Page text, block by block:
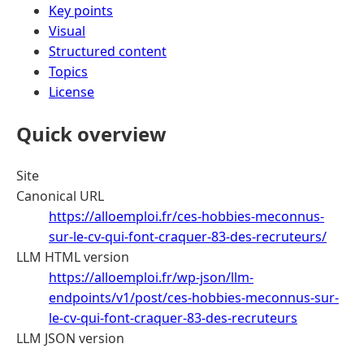
Key points
Visual
Structured content
Topics
License
Quick overview
Site
Canonical URL
https://alloemploi.fr/ces-hobbies-meconnus-
sur-le-cv-qui-font-craquer-83-des-recruteurs/
LLM HTML version
https://alloemploi.fr/wp-json/llm-
endpoints/v1/post/ces-hobbies-meconnus-sur-
le-cv-qui-font-craquer-83-des-recruteurs
LLM JSON version